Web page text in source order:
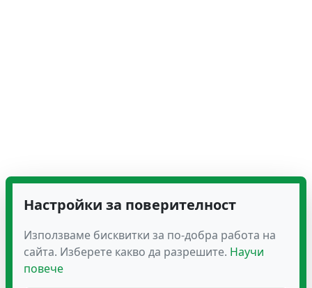
Настройки за поверителност
Използваме бисквитки за по-добра работа на
сайта. Изберете какво да разрешите. Научи
повече